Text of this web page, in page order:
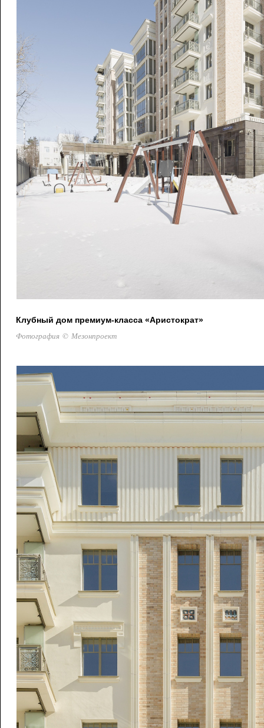
Клубный дом премиум-класса «Аристократ»
Фотография © Мезонпроект